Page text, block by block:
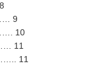
9
10
11
11